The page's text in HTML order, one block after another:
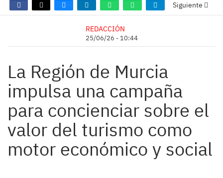
Siguiente
REDACCIÓN
25/06/26 - 10:44
La Región de Murcia
impulsa una campaña
para concienciar sobre el
valor del turismo como
motor económico y social